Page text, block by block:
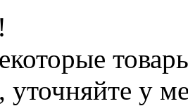
уточняйте у